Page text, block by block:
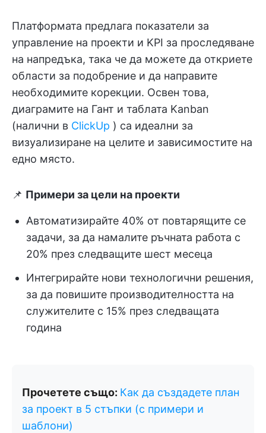
Платформата предлага показатели за
управление на проекти и KPI за проследяване
на напредъка, така че да можете да откриете
области за подобрение и да направите
необходимите корекции. Освен това,
диаграмите на Гант и таблата Kanban
(налични в ClickUp ) са идеални за
визуализиране на целите и зависимостите на
едно място.
📌 Примери за цели на проекти
Автоматизирайте 40% от повтарящите се
задачи, за да намалите ръчната работа с
20% през следващите шест месеца
Интегрирайте нови технологични решения,
за да повишите производителността на
служителите с 15% през следващата
година
Прочетете също: Как да създадете план
за проект в 5 стъпки (с примери и
шаблони)